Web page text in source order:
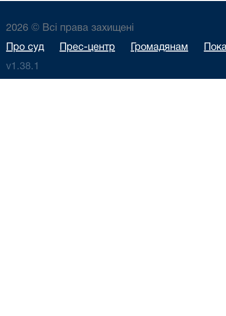
2026 © Всі права захищені
Про суд Прес-центр Громадянам
v1.38.1